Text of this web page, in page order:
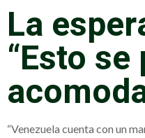
La
“Esto se
“Venezuela cuenta con un